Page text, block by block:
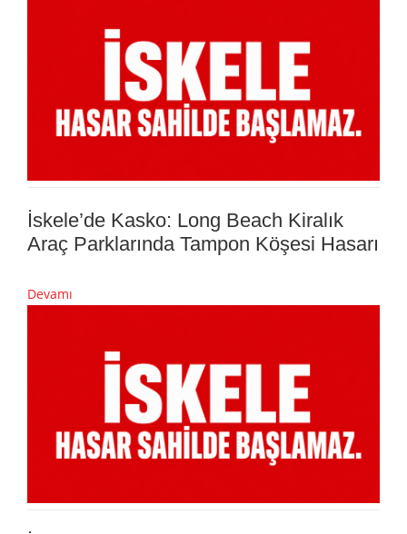
İskele’de Kasko: Long Beach Kiralık
Araç Parklarında Tampon Köşesi Hasarı
Devamı